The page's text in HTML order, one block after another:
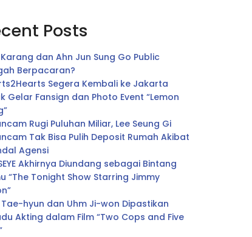
Posts
dan Ahn Jun Sung Go Public
Berpacaran?
Segera Kembali ke Jakarta
Gelar Fansign dan Photo Event “Lemon
Rugi Puluhan Miliar, Lee Seung Gi
Tak Bisa Pulih Deposit Rumah Akibat
Agensi
Akhirnya Diundang sebagai Bintang
“The Tonight Show Starring Jimmy
hyun dan Uhm Ji-won Dipastikan
Akting dalam Film “Two Cops and Five